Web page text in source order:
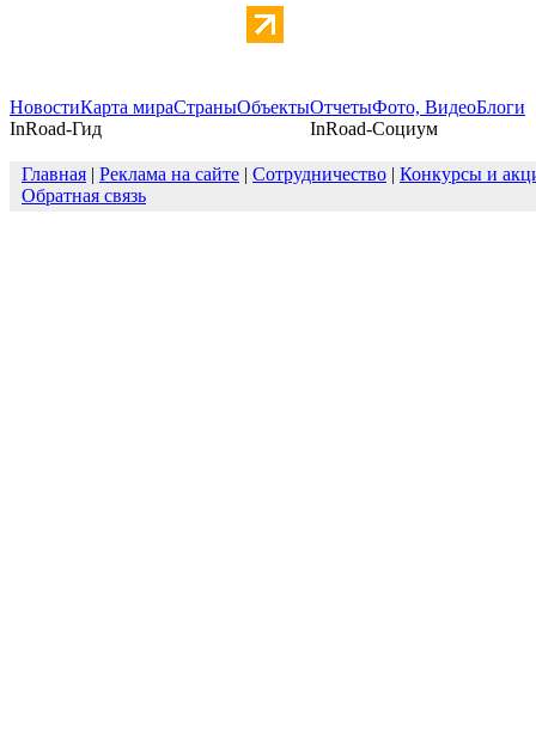
НовостиКарта мираСтраныОбъектыОтчетыФото, ВидеоБлоги
InRoad-Гид
InRoad-Социум
Главная | Реклама на сайте | Сотрудничество | Конкурсы и
Обратная связь